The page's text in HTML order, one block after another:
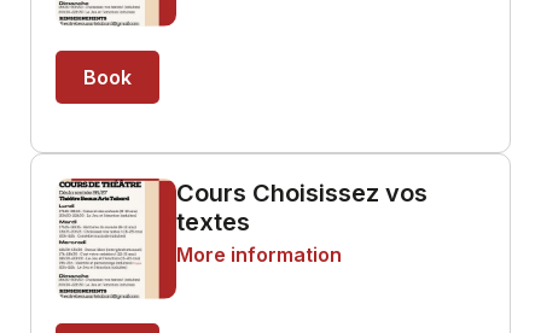
Book
Cours Choisissez vos
textes
More information